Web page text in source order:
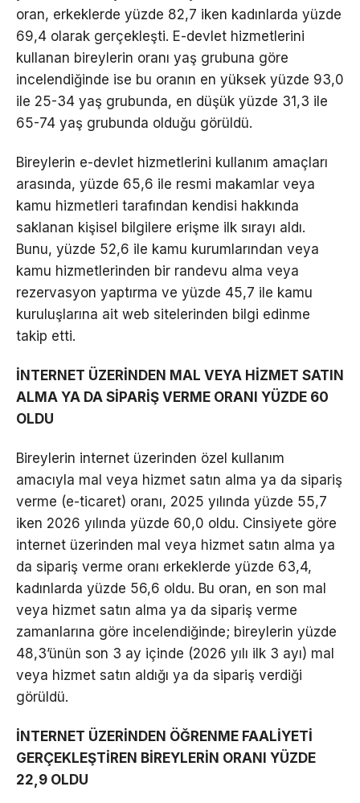
oran, erkeklerde yüzde 82,7 iken kadınlarda yüzde
69,4 olarak gerçekleşti. E-devlet hizmetlerini
kullanan bireylerin oranı yaş grubuna göre
incelendiğinde ise bu oranın en yüksek yüzde 93,0
ile 25-34 yaş grubunda, en düşük yüzde 31,3 ile
65-74 yaş grubunda olduğu görüldü.
Bireylerin e-devlet hizmetlerini kullanım amaçları
arasında, yüzde 65,6 ile resmi makamlar veya
kamu hizmetleri tarafından kendisi hakkında
saklanan kişisel bilgilere erişme ilk sırayı aldı.
Bunu, yüzde 52,6 ile kamu kurumlarından veya
kamu hizmetlerinden bir randevu alma veya
rezervasyon yaptırma ve yüzde 45,7 ile kamu
kuruluşlarına ait web sitelerinden bilgi edinme
takip etti.
İNTERNET ÜZERİNDEN MAL VEYA HİZMET SATIN
ALMA YA DA SİPARİŞ VERME ORANI YÜZDE 60
OLDU
Bireylerin internet üzerinden özel kullanım
amacıyla mal veya hizmet satın alma ya da sipariş
verme (e-ticaret) oranı, 2025 yılında yüzde 55,7
iken 2026 yılında yüzde 60,0 oldu. Cinsiyete göre
internet üzerinden mal veya hizmet satın alma ya
da sipariş verme oranı erkeklerde yüzde 63,4,
kadınlarda yüzde 56,6 oldu. Bu oran, en son mal
veya hizmet satın alma ya da sipariş verme
zamanlarına göre incelendiğinde; bireylerin yüzde
48,3’ünün son 3 ay içinde (2026 yılı ilk 3 ayı) mal
veya hizmet satın aldığı ya da sipariş verdiği
görüldü.
İNTERNET ÜZERİNDEN ÖĞRENME FAALİYETİ
GERÇEKLEŞTİREN BİREYLERİN ORANI YÜZDE
22,9 OLDU